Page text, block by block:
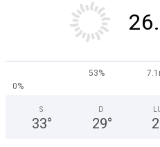
53%
0%
S
33°
D
29°